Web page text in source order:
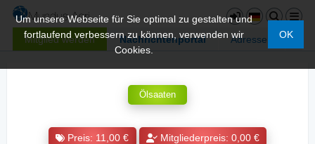
Mitglied werden Nachrichtenportal Adressen
Um unsere Webseite für Sie optimal zu gestalten und
fortlaufend verbessern zu können, verwenden wir
Cookies.
OK
Ölsaaten
Preis: 11,00 € Mitgliederpreis: 0,00 €